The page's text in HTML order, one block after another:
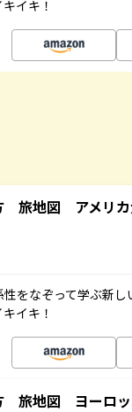
イキ！
旅地図 アメリカ
をなぞって学ぶ新
イキ！
旅地図 ヨーロッ